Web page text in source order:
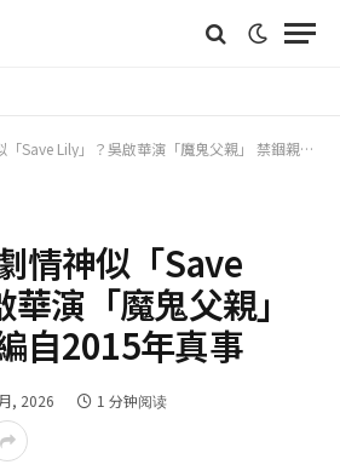
Lily」？吳啟華演「魔鬼父親」 禁錮親女改編自2015年真事
情神似「Save
演「魔鬼父親」
自2015年真事
, 2026 1 分钟阅读